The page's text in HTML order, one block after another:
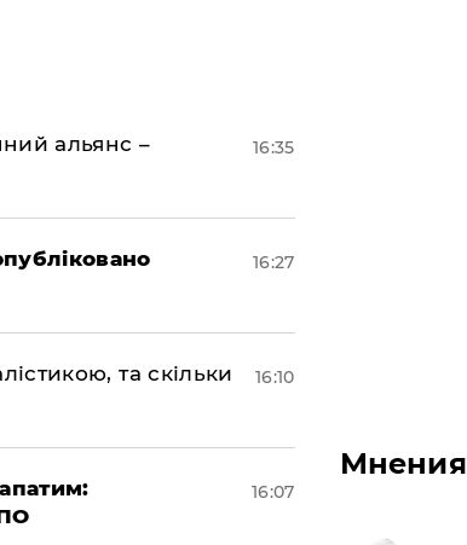
альянс –
16:35
16:27
та скільки
16:10
16:07
Мнения